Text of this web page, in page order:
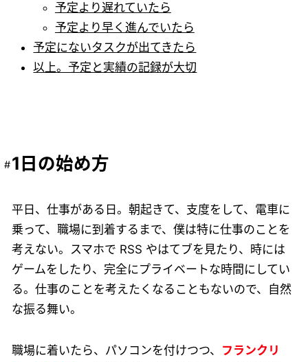
予定より遅れていたら
予定より早く進んでいたら
予定にないタスクが出てきたら
以上。予定と実績の記録が大切
1日の始め方
平日、仕事がある日。朝起きて、支度をして、電車に
乗って、職場に到着するまで、僕は特に仕事のことを
考えない。スマホで RSS やはてブを見たり、時には
ゲームをしたり、完全にプライベートな時間にしてい
る。仕事のことを考えたくなることもないので、自然
な振る舞い。
職場に着いたら、パソコンを付けつつ、 フランクリ